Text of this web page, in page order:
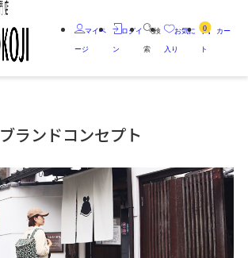
マイペ
ージ
ログイ
ン
検
索
お気に
入り
0 カー
ト
ブランドコンセプト